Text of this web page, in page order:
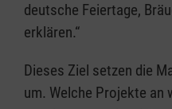
deutsche Feiertage,
erklären.“
Dieses Ziel setzen die
um. Welche Projekte an